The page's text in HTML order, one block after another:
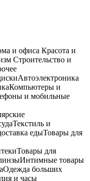
и офиса Красота и
Строительство и
Автоэлектроника
Компьютеры и
и мобильные
Текстиль и
едыТовары для
Товары для
Интимные товары
Одежда больших
и часы